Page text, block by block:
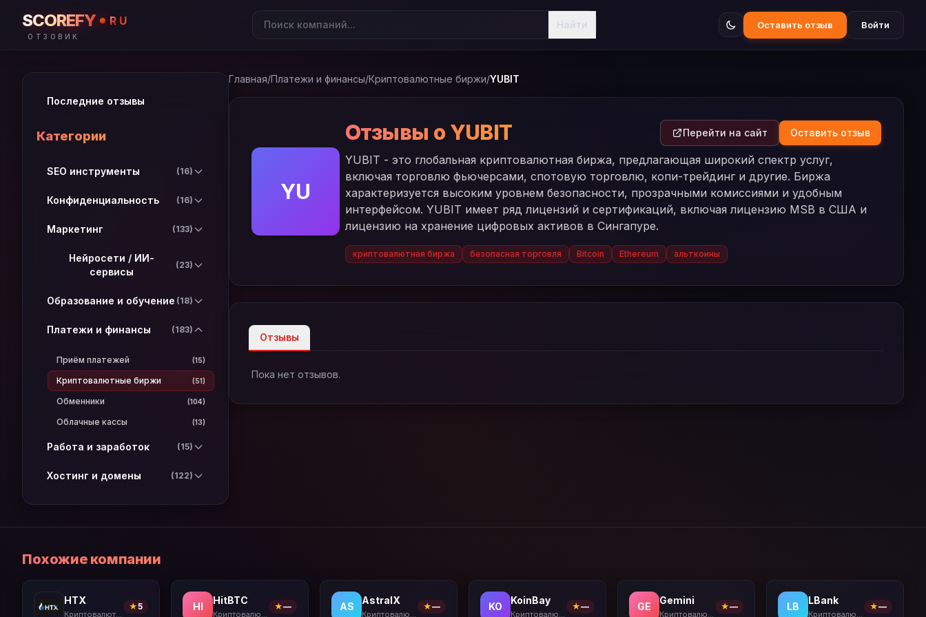
SCOREFY RU
ОТЗОВИК
Найти Оставить отзыв Войти
Последние отзывы
Категории
SEO инструменты (16)
Конфиденциальность (16)
Маркетинг (133)
Нейросети / ИИ-
сервисы
(23)
Образование и обучение (18)
Платежи и финансы (183)
Приём платежей (15)
Криптовалютные биржи (51)
Обменники (104)
Облачные кассы (13)
Работа и заработок (15)
Хостинг и домены (122)
Главная/Платежи и финансы/Криптовалютные биржи/YUBIT
YU
Отзывы о YUBIT Перейти на сайт Оставить отзыв
YUBIT - это глобальная криптовалютная биржа, предлагающая широкий спектр услуг,
включая торговлю фьючерсами, спотовую торговлю, копи-трейдинг и другие. Биржа
характеризуется высоким уровнем безопасности, прозрачными комиссиями и удобным
интерфейсом. YUBIT имеет ряд лицензий и сертификаций, включая лицензию MSB в США и
лицензию на хранение цифровых активов в Сингапуре.
криптовалютная биржа безопасная торговля Bitcoin Ethereum альткоины
Отзывы
Пока нет отзывов.
Похожие компании
HTX
Криптовалютные биржи
★5 HI
HitBTC
Криптовалютные биржи
★— AS
AstralX
Криптовалютные биржи
★— KO
KoinBay
Криптовалютные биржи
★— GE
Gemini
Криптовалютные биржи
★— LB
LBank
Криптовалютные биржи
★—